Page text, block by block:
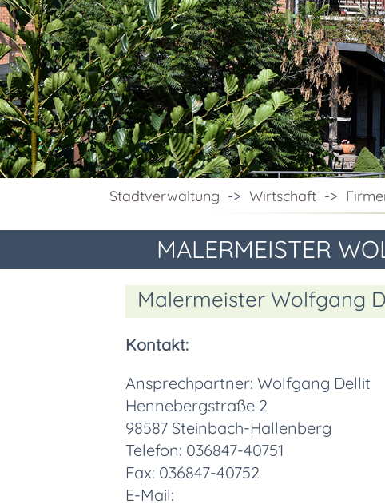
Stadtverwaltung -> Wirtschaft ->
MALERMEISTER
Malermeister Wolfgang
Kontakt:
Ansprechpartner: Wolfgang Dellit
Hennebergstraße 2
98587 Steinbach-Hallenberg
Telefon: 036847-40751
Fax: 036847-40752
E-Mail: